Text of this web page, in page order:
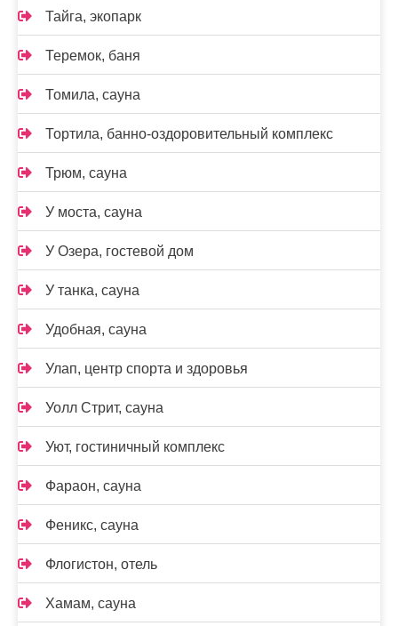
Тайга, экопарк
Теремок, баня
Томила, сауна
Тортила, банно-оздоровительный комплекс
Трюм, сауна
У моста, сауна
У Озера, гостевой дом
У танка, сауна
Удобная, сауна
Улап, центр спорта и здоровья
Уолл Стрит, сауна
Уют, гостиничный комплекс
Фараон, сауна
Феникс, сауна
Флогистон, отель
Хамам, сауна